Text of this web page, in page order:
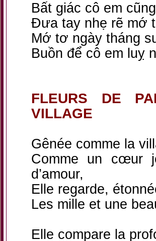
Bất giác cô em
Đưa tay nhẹ rẽ mớ
Mớ tơ ngày tháng
Buồn để cô em luỵ
FLEURS DE
VILLAGE
Gênée comme la
Comme un cœur
d’amour,
Elle regarde,
Les mille et une
Elle compare la